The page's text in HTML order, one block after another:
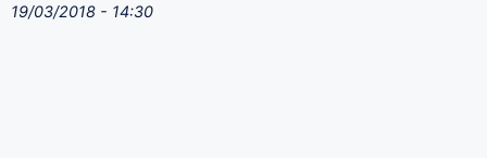
19/03/2018 - 14:30